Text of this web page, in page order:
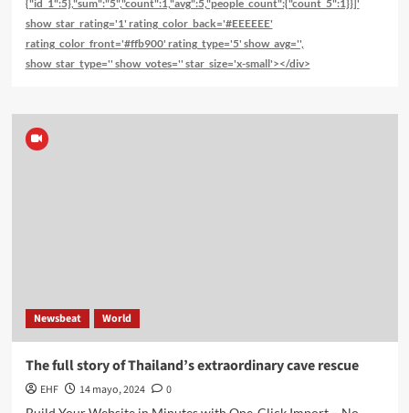
{"id_1":5},"sum":"5","count":1,"avg":5,"people_count":{"count_5":1}}]'
show_star_rating='1' rating_color_back='#EEEEEE'
rating_color_front='#ffb900' rating_type='5' show_avg='',
show_star_type='' show_votes='' star_size='x-small'></div>
Newsbeat World
The full story of Thailand’s extraordinary cave rescue
EHF 14 mayo, 2024
0